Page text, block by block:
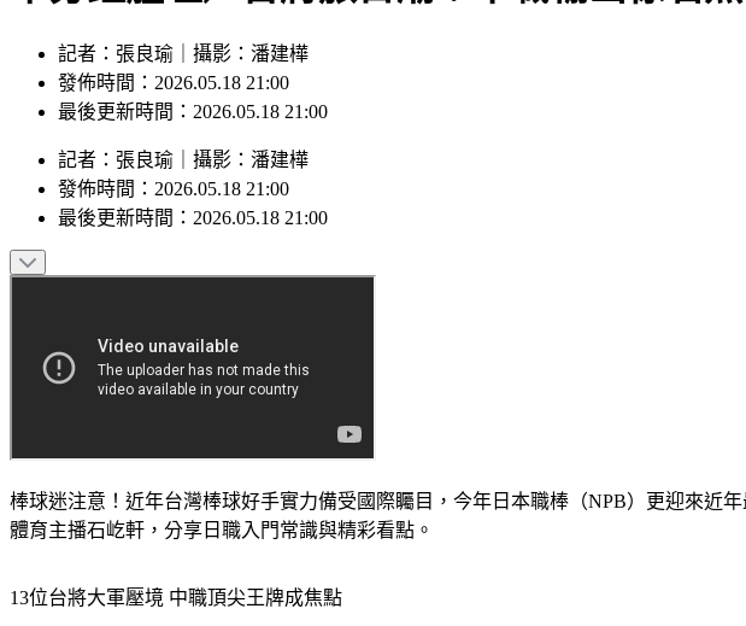
記者：張良瑜｜攝影：潘建樺
發佈時間：2026.05.18 21:00
最後更新時間：2026.05.18 21:00
記者 ： 張良瑜 攝影 ： 潘建樺
發佈時間： 2026.05.18 21:00
最後更新時間： 2026.05.18 21:00
棒球迷注意！近年台灣棒球好手實力備受國際矚目，今年日本職棒（NPB）更迎來近
體育主播石屹軒，分享日職入門常識與精彩看點。
13位台將大軍壓境 中職頂尖王牌成焦點